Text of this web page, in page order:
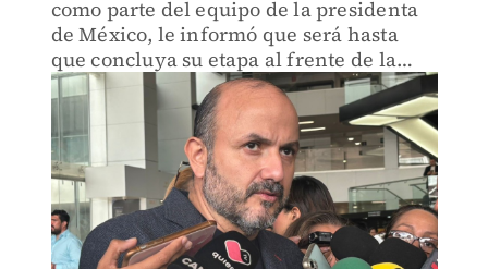
como parte del equipo de la presidenta
de México, le informó que será hasta
que concluya su etapa al frente de la
universidad